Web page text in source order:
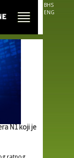
BHS
ENG
N1 koji je